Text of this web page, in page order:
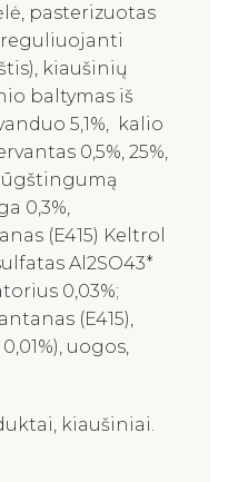
pasterizuotas
kiaušinių
baltymas iš
5,1%, kalio
0,5%, 25%,
0,3%,
(E415) Keltrol
Al2SO43*
0,03%;
(E415),
uogos,
kiaušiniai.